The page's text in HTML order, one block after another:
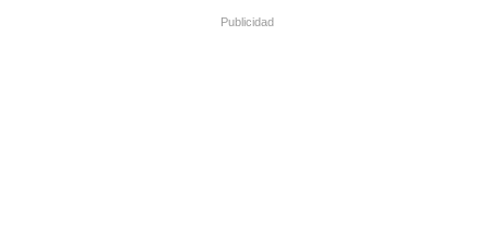
Publicidad